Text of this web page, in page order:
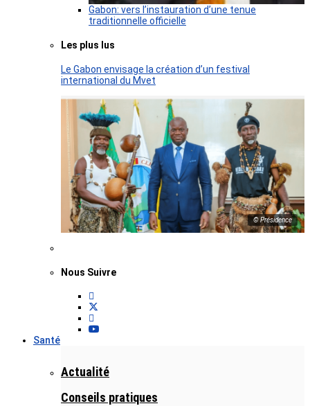
Gabon: vers l’instauration d’une tenue
traditionnelle officielle
Les plus lus
Le Gabon envisage la création d’un festival
international du Mvet
© Présidence
Nous Suivre
Santé
Actualité
Conseils pratiques